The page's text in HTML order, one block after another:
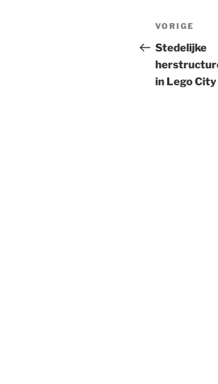
Bericht
Vorig
bericht
VORIGE
Stedelijke
in Lego City